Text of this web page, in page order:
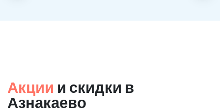
Акции и скидки в
Азнакаево